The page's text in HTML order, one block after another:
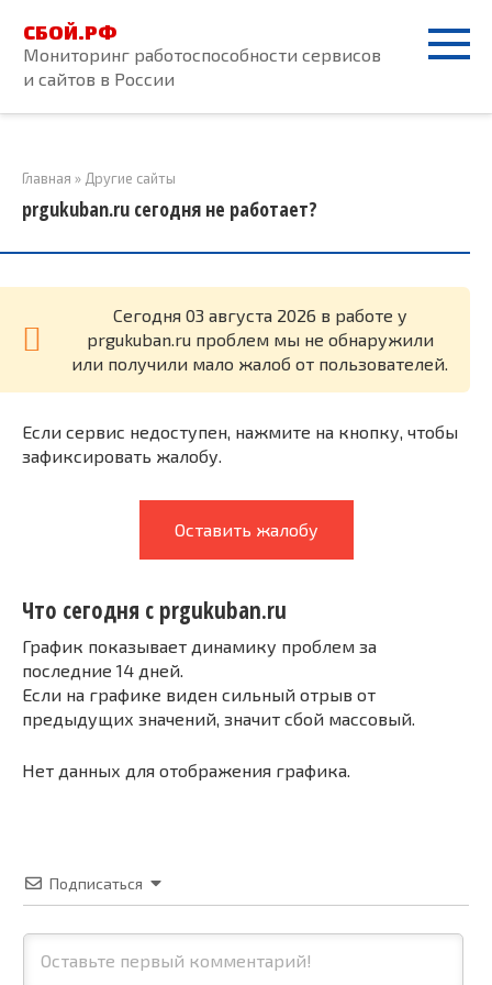
контенту
СБОЙ.РФ
Мониторинг работоспособности сервисов
и сайтов в России
Главная » Другие сайты
prgukuban.ru сегодня не работает?
Cегодня 03 августа 2026 в работе у
prgukuban.ru проблем мы не обнаружили
или получили мало жалоб от пользователей.
Если сервис недоступен, нажмите на кнопку, чтобы
зафиксировать жалобу.
Оставить жалобу
Что сегодня с prgukuban.ru
График показывает динамику проблем за
последние 14 дней.
Если на графике виден сильный отрыв от
предыдущих значений, значит сбой массовый.
Нет данных для отображения графика.
Подписаться